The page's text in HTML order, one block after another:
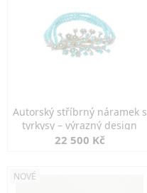
Autorský stříbrný náramek s
tyrkysy – výrazný design
22 500 Kč
NOVÉ